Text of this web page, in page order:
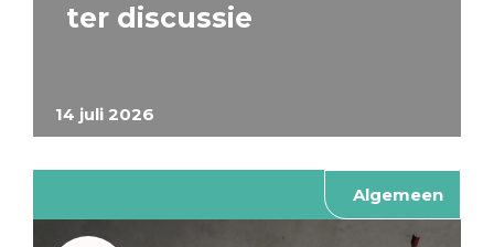
14 juli 2026
ter discussie
Algemeen